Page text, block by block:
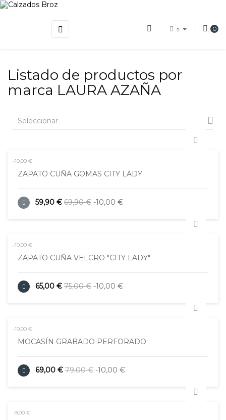
Navegación
de
☰ 0
Listado de productos por
marca LAURA AZAÑA
Seleccionar 
-10,00 €
ZAPATO CUÑA GOMAS CITY LADY
59,90 € 69,90 € -10,00 €
-10,00 €
ZAPATO CUÑA VELCRO "CITY LADY"
65,00 € 75,00 € -10,00 €
-10,00 €
MOCASÍN GRABADO PERFORADO
69,00 € 79,00 € -10,00 €
-9,00 €